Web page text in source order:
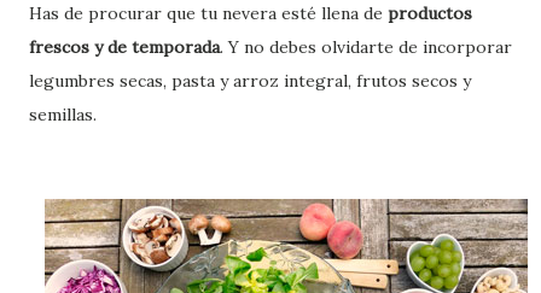
Has de procurar que tu nevera esté llena de productos
frescos y de temporada. Y no debes olvidarte de incorporar
legumbres secas, pasta y arroz integral, frutos secos y
semillas.